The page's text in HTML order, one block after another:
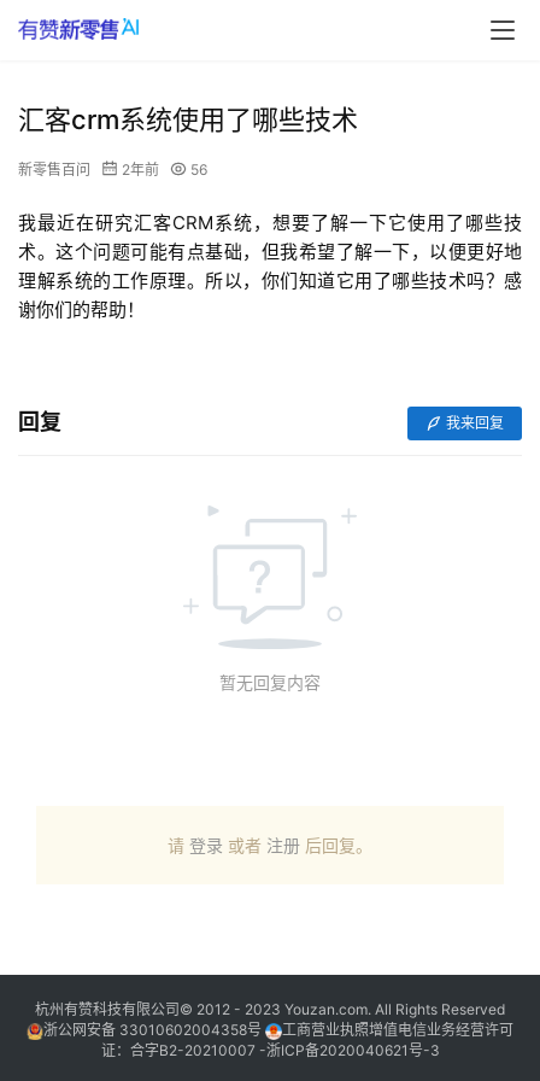
汇客crm系统使用了哪些技术
新零售百问 2年前 56
我最近在研究汇客CRM系统，想要了解一下它使用了哪些技
术。这个问题可能有点基础，但我希望了解一下，以便更好地
理解系统的工作原理。所以，你们知道它用了哪些技术吗？感
谢你们的帮助！
回复 我来回复
暂无回复内容
请 登录 或者 注册 后回复。
杭州有赞科技有限公司© 2012 - 2023 Youzan.com. All Rights Reserved
浙公网安备 33010602004358号
工商营业执照增值电信业务经营许可
证：合字B2-20210007 -浙ICP备2020040621号-3